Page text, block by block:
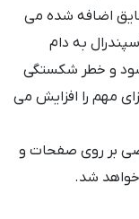
اضافه شده می
به دام
شود و خطر شکستگی
مهم را افزایش می
بر روی صفحات و
خواهد شد.